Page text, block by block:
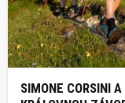
SIMONE CORSINI